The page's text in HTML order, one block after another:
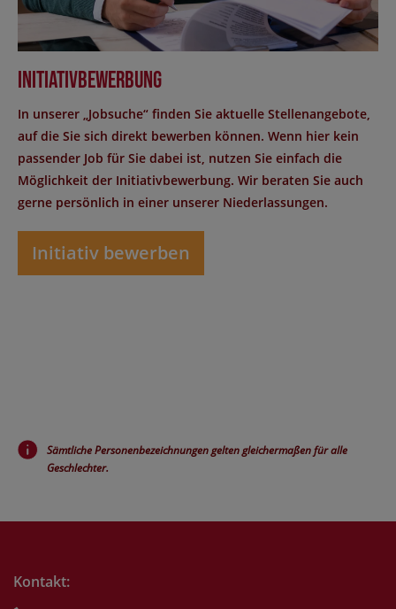
Initiativbewerbung
In unserer „Jobsuche“ finden Sie aktuelle Stellenangebote,
auf die Sie sich direkt bewerben können. Wenn hier kein
passender Job für Sie dabei ist, nutzen Sie einfach die
Möglichkeit der Initiativbewerbung. Wir beraten Sie auch
gerne persönlich in einer unserer Niederlassungen.
Initiativ bewerben
Sämtliche Personenbezeichnungen gelten gleichermaßen für alle
Geschlechter.
Kontakt: